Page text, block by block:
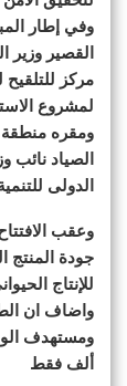
وفي إطار
القصير وزير
مركز
لمشروع
ومقره منطقة
الصياد نائب
الدولى
وعقب
جودة المنتج
للإنتاج
ألف فقط